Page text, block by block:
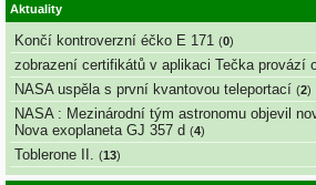
Aktuality
Končí kontroverzní éčko E 171 (0)
zobrazení certifikátů v aplikaci Tečka provází
NASA uspěla s první kvantovou teleportací (2)
NASA : Mezinárodní tým astronomu objevil
Nova exoplaneta GJ 357 d (4)
Toblerone II. (13)